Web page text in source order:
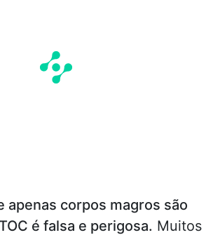
apenas corpos magros são
é falsa e perigosa. Muitos